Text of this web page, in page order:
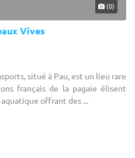
(0)
Vives
situé à Pau, est un lieu rare
français de la pagaie élisent
offrant des ...